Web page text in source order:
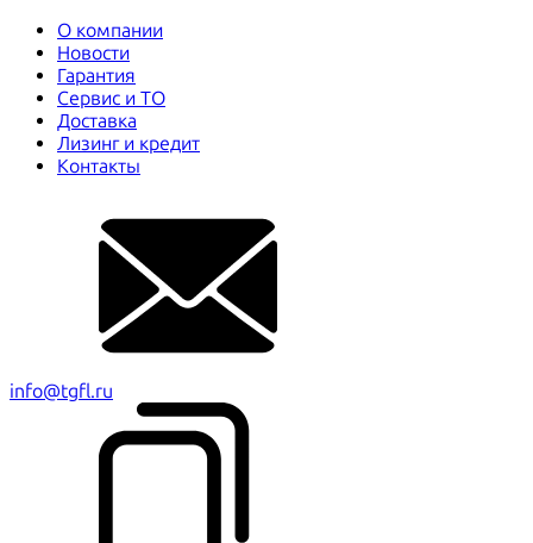
О компании
Новости
Гарантия
Сервис и ТО
Доставка
Лизинг и кредит
Контакты
info@tgfl.ru